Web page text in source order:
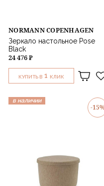
NORMANN COPENHAGEN
Зеркало настольное Pose
Black
24 476 ₽
КУПИТЬ В 1 КЛИК
в наличии
-